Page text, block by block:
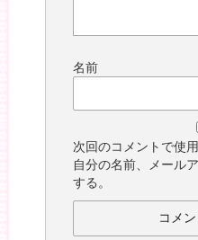
名前
次回のコメントで使
自分の名前、メール
する。